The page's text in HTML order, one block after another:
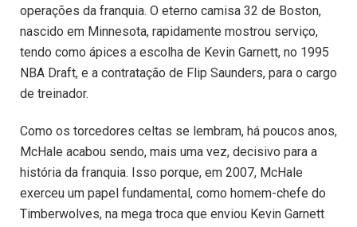
operações da franquia. O eterno camisa 32 de Boston,
nascido em Minnesota, rapidamente mostrou serviço,
tendo como ápices a escolha de Kevin Garnett, no 1995
NBA Draft, e a contratação de Flip Saunders, para o cargo
de treinador.
Como os torcedores celtas se lembram, há poucos anos,
McHale acabou sendo, mais uma vez, decisivo para a
história da franquia. Isso porque, em 2007, McHale
exerceu um papel fundamental, como homem-chefe do
Timberwolves, na mega troca que enviou Kevin Garnett